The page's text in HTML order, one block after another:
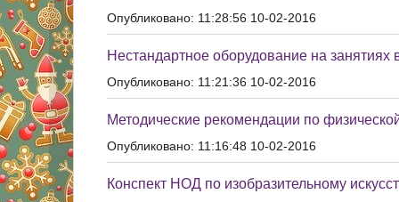
Опубликовано: 11:28:56 10-02-2016
Нестандартное оборудование на занятиях
Опубликовано: 11:21:36 10-02-2016
Методические рекомендации по
Опубликовано: 11:16:48 10-02-2016
Конспект НОД по изобразительному